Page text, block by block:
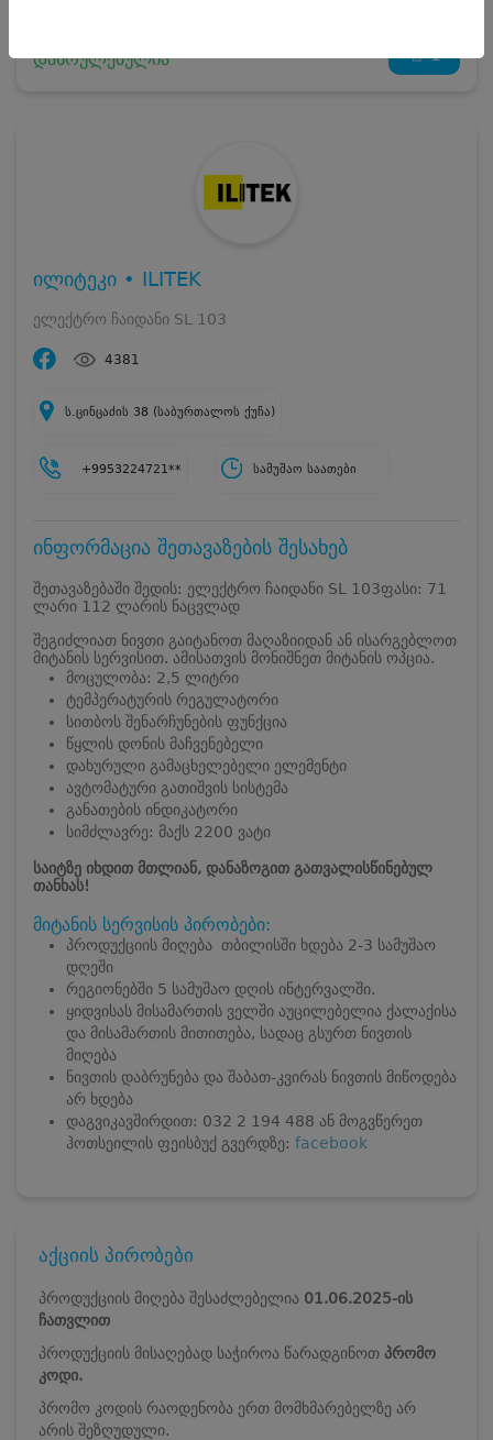
დასრულებულია 1
ილიტეკი • ILITEK
ელექტრო ჩაიდანი SL 103
4381
ს.ცინცაძის 38 (საბურთალოს ქუჩა)
+9953224721** სამუშაო საათები
ინფორმაცია შეთავაზების შესახებ
შეთავაზებაში შედის: ელექტრო ჩაიდანი SL 103ფასი: 71
ლარი 112 ლარის ნაცვლად
შეგიძლიათ ნივთი გაიტანოთ მაღაზიიდან ან ისარგებლოთ
მიტანის სერვისით. ამისათვის მონიშნეთ მიტანის ოპცია.
მოცულობა: 2,5 ლიტრი
ტემპერატურის რეგულატორი
სითბოს შენარჩუნების ფუნქცია
წყლის დონის მაჩვენებელი
დახურული გამაცხელებელი ელემენტი
ავტომატური გათიშვის სისტემა
განათების ინდიკატორი
სიმძლავრე: მაქს 2200 ვატი
საიტზე იხდით მთლიან, დანაზოგით გათვალისწინებულ
თანხას!
მიტანის სერვისის პირობები:
პროდუქციის მიღება თბილისში ხდება 2-3 სამუშაო
დღეში
რეგიონებში 5 სამუშაო დღის ინტერვალში.
ყიდვისას მისამართის ველში აუცილებელია ქალაქისა
და მისამართის მითითება, სადაც გსურთ ნივთის
მიღება
ნივთის დაბრუნება და შაბათ-კვირას ნივთის მიწოდება
არ ხდება
დაგვიკავშირდით: 032 2 194 488 ან მოგვწერეთ
ჰოთსეილის ფეისბუქ გვერდზე: facebook
აქციის პირობები
პროდუქციის მიღება შესაძლებელია 01.06.2025-ის
ჩათვლით
პროდუქციის მისაღებად საჭიროა წარადგინოთ პრომო
კოდი.
პრომო კოდის რაოდენობა ერთ მომხმარებელზე არ
არის შეზღუდული.